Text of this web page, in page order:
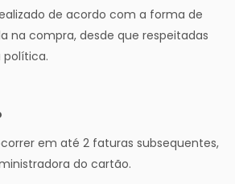
de acordo com a forma de
na compra, desde que respeitadas
política.
em até 2 faturas subsequentes,
do cartão.